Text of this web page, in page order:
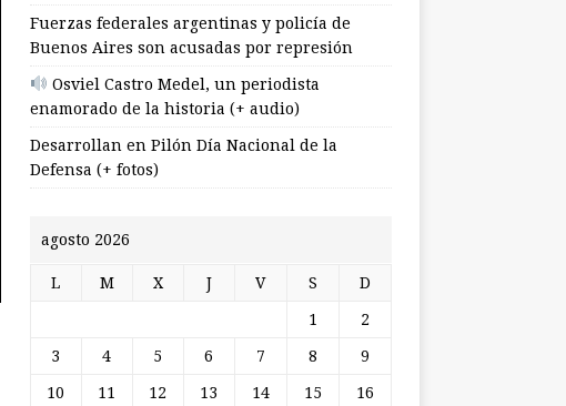
Fuerzas federales argentinas y policía de
Buenos Aires son acusadas por represión
Osviel Castro Medel, un periodista
enamorado de la historia (+ audio)
Desarrollan en Pilón Día Nacional de la
Defensa (+ fotos)
agosto 2026
L M X J V S D
1 2
3 4 5 6 7 8 9
10 11 12 13 14 15 16